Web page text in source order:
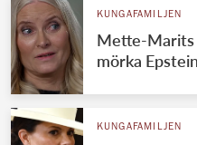
KUNGAFAMILJEN
Mette-Marits
mörka
KUNGAFAMILJEN